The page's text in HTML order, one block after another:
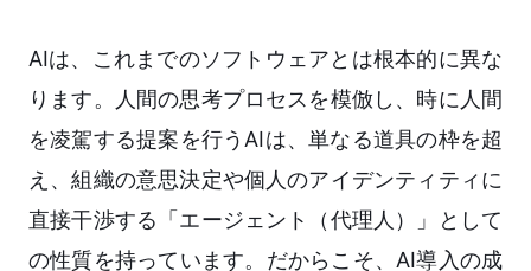
AIは、これまでのソフトウェアとは根本的に異な
ります。人間の思考プロセスを模倣し、時に人間
を凌駕する提案を行うAIは、単なる道具の枠を超
え、組織の意思決定や個人のアイデンティティに
直接干渉する「エージェント（代理人）」として
の性質を持っています。だからこそ、AI導入の成